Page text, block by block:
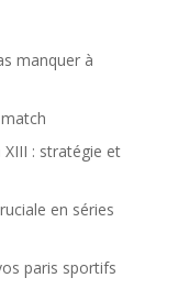
manquer à
XIII : stratégie et
en séries
paris sportifs